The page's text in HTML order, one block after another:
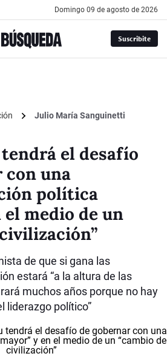
domingo 09 de agosto de 2026
Suscribite
Julio María Sanguinetti
el desafío
con una
política
el medio de un
de que si gana las
estará “a la altura de las
muchos años porque no hay
liderazgo político”